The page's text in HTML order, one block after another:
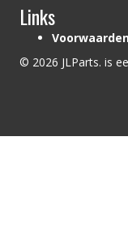
Links
© 2026 JLParts. is